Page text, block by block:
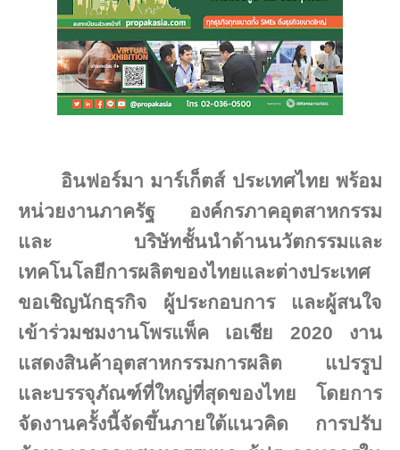
อินฟอร์มา มาร์เก็ตส์ ประเทศไทย พร้อม
หน่วยงานภาครัฐ องค์กรภาคอุตสาหกรรม
และ บริษัทชั้นนำด้านนวัตกรรมและ
เทคโนโลยีการผลิตของไทยและต่างประเทศ
ขอเชิญนักธุรกิจ ผู้ประกอบการ และผู้สนใจ
เข้าร่วมชมงานโพรแพ็ค เอเชีย 2020 งาน
แสดงสินค้าอุตสาหกรรมการผลิต แปรรูป
และบรรจุภัณฑ์ที่ใหญ่ที่สุดของไทย โดยการ
จัดงานครั้งนี้จัดขึ้นภายใต้แนวคิด
การปรับ